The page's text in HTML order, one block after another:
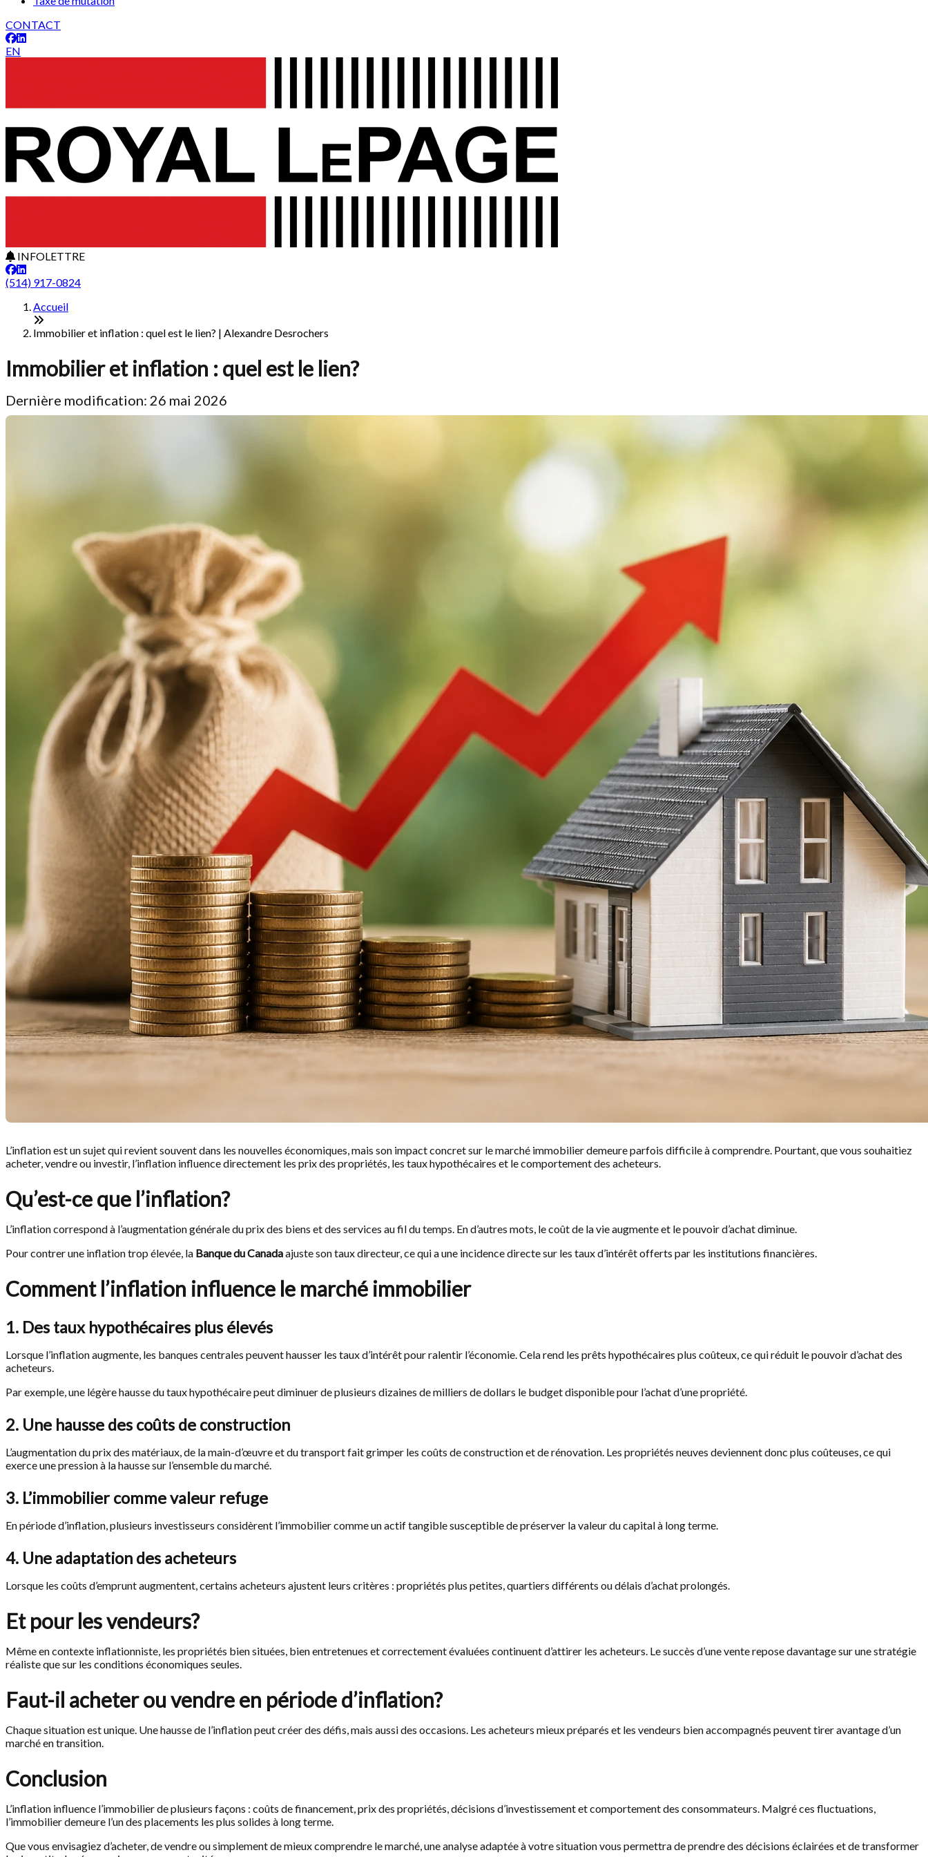
CONTACT
EN
INFOLETTRE
(514) 917-0824
Accueil
Immobilier et inflation : quel est le lien? | Alexandre Desrochers
Immobilier et inflation : quel est le lien?
Dernière modification: 26 mai 2026
L’inflation est un sujet qui revient souvent dans les nouvelles économiques, mais son impact concret sur le marché immobilier demeure parfois difficile à comprendre. Pourtant, que vous souhaitiez
acheter, vendre ou investir, l’inflation influence directement les prix des propriétés, les taux hypothécaires et le comportement des acheteurs.
Qu’est-ce que l’inflation?
L’inflation correspond à l’augmentation générale du prix des biens et des services au fil du temps. En d’autres mots, le coût de la vie augmente et le pouvoir d’achat diminue.
Pour contrer une inflation trop élevée, la Banque du Canadaajuste son taux directeur, ce qui a une incidence directe sur les taux d’intérêt offerts par les institutions financières.
Comment l’inflation influence le marché immobilier
1. Des taux hypothécaires plus élevés
Lorsque l’inflation augmente, les banques centrales peuvent hausser les taux d’intérêt pour ralentir l’économie. Cela rend les prêts hypothécaires plus coûteux, ce qui réduit le pouvoir d’achat des
acheteurs.
Par exemple, une légère hausse du taux hypothécaire peut diminuer de plusieurs dizaines de milliers de dollars le budget disponible pour l’achat d’une propriété.
2. Une hausse des coûts de construction
L’augmentation du prix des matériaux, de la main-d’œuvre et du transport fait grimper les coûts de construction et de rénovation. Les propriétés neuves deviennent donc plus coûteuses, ce qui
exerce une pression à la hausse sur l’ensemble du marché.
3. L’immobilier comme valeur refuge
En période d’inflation, plusieurs investisseurs considèrent l’immobilier comme un actif tangible susceptible de préserver la valeur du capital à long terme.
4. Une adaptation des acheteurs
Lorsque les coûts d’emprunt augmentent, certains acheteurs ajustent leurs critères : propriétés plus petites, quartiers différents ou délais d’achat prolongés.
Et pour les vendeurs?
Même en contexte inflationniste, les propriétés bien situées, bien entretenues et correctement évaluées continuent d’attirer les acheteurs. Le succès d’une vente repose davantage sur une stratégie
réaliste que sur les conditions économiques seules.
Faut-il acheter ou vendre en période d’inflation?
Chaque situation est unique. Une hausse de l’inflation peut créer des défis, mais aussi des occasions. Les acheteurs mieux préparés et les vendeurs bien accompagnés peuvent tirer avantage d’un
marché en transition.
Conclusion
L’inflation influence l’immobilier de plusieurs façons : coûts de financement, prix des propriétés, décisions d’investissement et comportement des consommateurs. Malgré ces fluctuations,
l’immobilier demeure l’un des placements les plus solides à long terme.
Que vous envisagiez d’acheter, de vendre ou simplement de mieux comprendre le marché, une analyse adaptée à votre situation vous permettra de prendre des décisions éclairées et de transformer